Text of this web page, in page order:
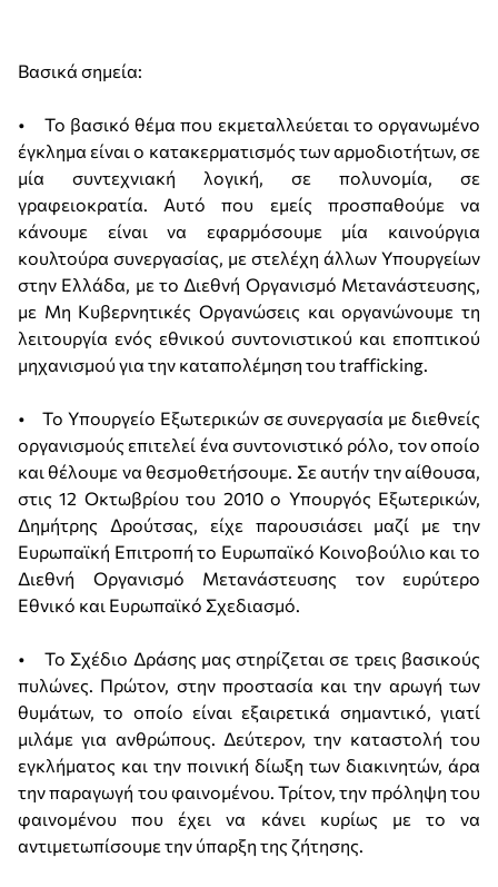
Βασικά σημεία:
• Το βασικό θέμα που εκμεταλλεύεται το οργανωμένο
έγκλημα είναι ο κατακερματισμός των αρμοδιοτήτων, σε
μία συντεχνιακή λογική, σε πολυνομία, σε
γραφειοκρατία. Αυτό που εμείς προσπαθούμε να
κάνουμε είναι να εφαρμόσουμε μία καινούργια
κουλτούρα συνεργασίας, με στελέχη άλλων Υπουργείων
στην Ελλάδα, με το Διεθνή Οργανισμό Μετανάστευσης,
με Μη Κυβερνητικές Οργανώσεις και οργανώνουμε τη
λειτουργία ενός εθνικού συντονιστικού και εποπτικού
μηχανισμού για την καταπολέμηση του trafficking.
• Το Υπουργείο Εξωτερικών σε συνεργασία με διεθνείς
οργανισμούς επιτελεί ένα συντονιστικό ρόλο, τον οποίο
και θέλουμε να θεσμοθετήσουμε. Σε αυτήν την αίθουσα,
στις 12 Οκτωβρίου του 2010 ο Υπουργός Εξωτερικών,
Δημήτρης Δρούτσας, είχε παρουσιάσει μαζί με την
Ευρωπαϊκή Επιτροπή το Ευρωπαϊκό Κοινοβούλιο και το
Διεθνή Οργανισμό Μετανάστευσης τον ευρύτερο
Εθνικό και Ευρωπαϊκό Σχεδιασμό.
• Το Σχέδιο Δράσης μας στηρίζεται σε τρεις βασικούς
πυλώνες. Πρώτον, στην προστασία και την αρωγή των
θυμάτων, το οποίο είναι εξαιρετικά σημαντικό, γιατί
μιλάμε για ανθρώπους. Δεύτερον, την καταστολή του
εγκλήματος και την ποινική δίωξη των διακινητών, άρα
την παραγωγή του φαινομένου. Τρίτον, την πρόληψη του
φαινομένου που έχει να κάνει κυρίως με το να
αντιμετωπίσουμε την ύπαρξη της ζήτησης.